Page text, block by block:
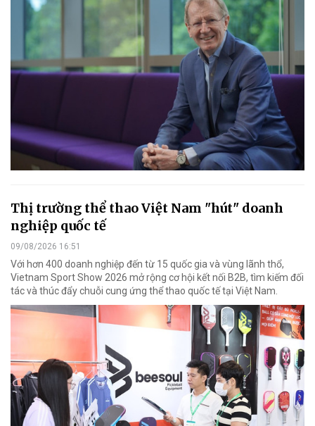
Thị trường thể thao Việt Nam "hút" doanh
nghiệp quốc tế
09/08/2026 16:51
Với hơn 400 doanh nghiệp đến từ 15 quốc gia và vùng lãnh thổ,
Vietnam Sport Show 2026 mở rộng cơ hội kết nối B2B, tìm kiếm đối
tác và thúc đẩy chuỗi cung ứng thể thao quốc tế tại Việt Nam.